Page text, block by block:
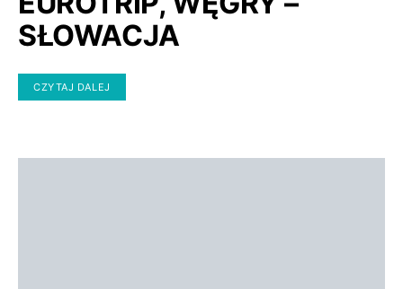
SŁOWACJA
CZYTAJ DALEJ